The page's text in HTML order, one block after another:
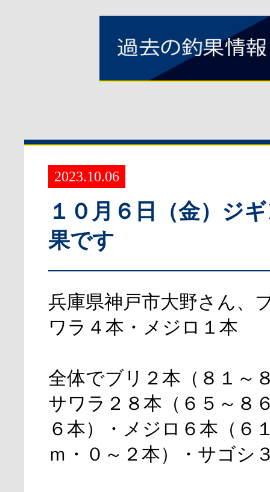
2023.10.06
１０月６日（金）ジ
果です
兵庫県神戸市大野さん、
ワラ４本・メジロ１本
全体でブリ２本（８１～
サワラ２８本（６５～８
６本）・メジロ６本（６
ｍ・０～２本）・サゴシ